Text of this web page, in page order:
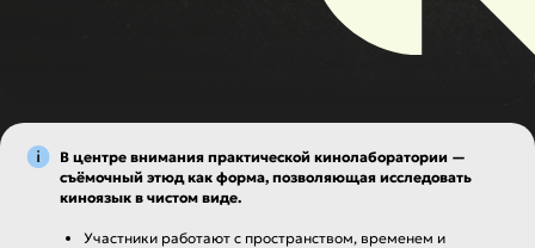
В центре внимания практической кинолаборатории —
съёмочный этюд как форма, позволяющая исследовать
киноязык в чистом виде.
Участники работают с пространством, временем и